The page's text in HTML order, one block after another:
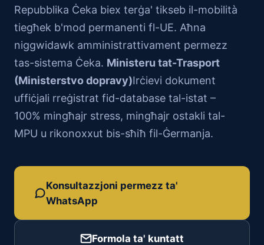
Repubblika Ċeka biex terġa' tikseb il-mobilità
tiegħek b'mod permanenti fl-UE. Aħna
niggwidawk amministrattivament permezz
tas-sistema Ċeka. Ministeru tat-Trasport
(Ministerstvo dopravy)Irċievi dokument
uffiċjali rreġistrat fid-database tal-istat –
100% mingħajr stress, mingħajr ostakli tal-
MPU u rikonoxxut bis-sħiħ fil-Ġermanja.
Konsultazzjoni permezz ta'
WhatsApp
Formola ta' kuntatt